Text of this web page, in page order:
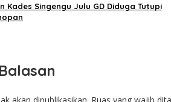
Kades Singengu Julu GD Diduga Tutupi